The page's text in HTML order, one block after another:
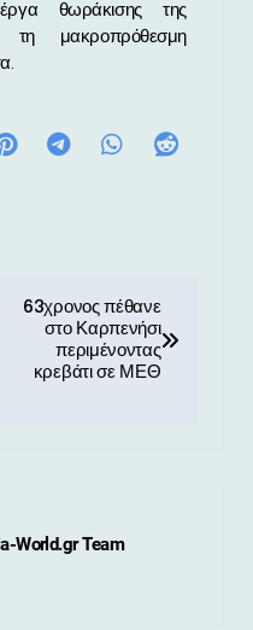
έργα θωράκισης της
τη μακροπρόθεσμη
63χρονος πέθανε
στο Καρπενήσι
περιμένοντας
κρεβάτι σε ΜΕΘ
World.gr Team